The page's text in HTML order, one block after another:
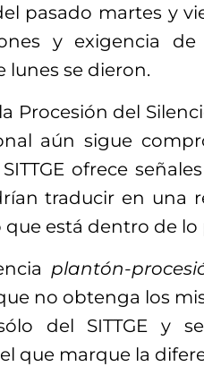
pasado martes y
y exigencia
lunes se dieron.
Procesión del
aún sigue
ofrece
traducir en una
está dentro de lo
plantón-
no obtenga los
del SITTGE y
que marque la